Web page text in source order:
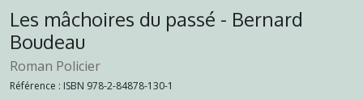
Les mâchoires du passé - Bernard
Boudeau
Roman Policier
Référence : ISBN 978-2-84878-130-1